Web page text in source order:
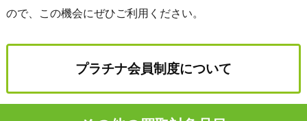
ので、この機会にぜひご利用ください。
プラチナ会員制度について